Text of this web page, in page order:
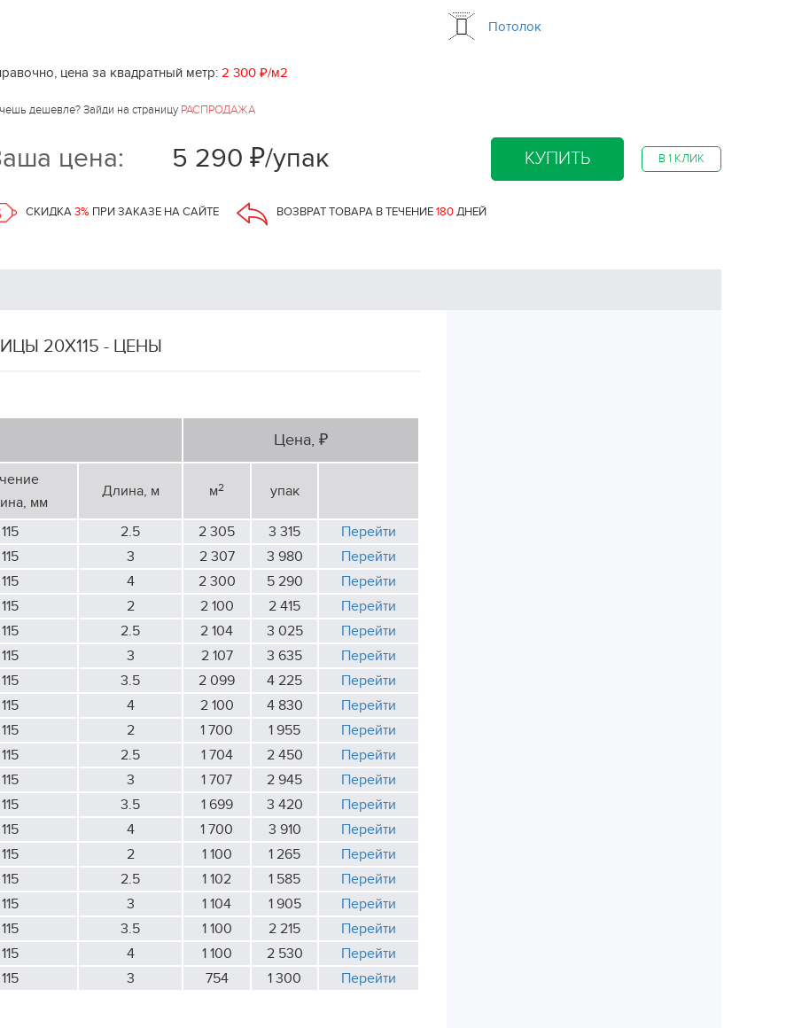
Потолок
цена за квадратный метр: 2 300 ₽/м2
дешевле? Зайди на страницу РАСПРОДАЖА
цена: 5 290 ₽/упак КУПИТЬ В 1 КЛИК
СКИДКА3% ПРИ ЗАКАЗЕ НА САЙТЕ ВОЗВРАТ ТОВАРА В ТЕЧЕНИЕ180ДНЕЙ
20Х115 - ЦЕНЫ
Цена, ₽
мм
Длина, м м2 упак
115 2.5 2 305 3 315
Перейти
115
3 2 307 3 980
Перейти
115
4 2 300 5 290
Перейти
115
2 2 100 2 415
Перейти
115
2.5 2 104 3 025
Перейти
115
3 2 107 3 635
Перейти
115
3.5 2 099 4 225
Перейти
115
4 2 100 4 830
Перейти
115
2 1 700 1 955
Перейти
115
2.5 1 704 2 450
Перейти
115
3 1 707 2 945
Перейти
115
3.5 1 699 3 420
Перейти
115
4 1 700 3 910
Перейти
115
2 1 100 1 265
Перейти
115
2.5 1 102 1 585
Перейти
115
3 1 104 1 905
Перейти
115
3.5 1 100 2 215
Перейти
115
4 1 100 2 530
Перейти
115
3 754 1 300 Перейти